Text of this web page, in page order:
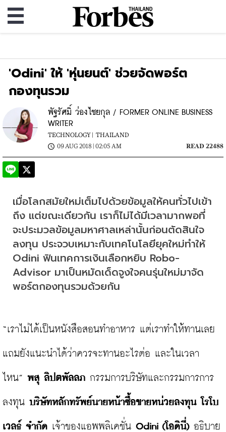
'Odini' ให้ 'หุ่นยนต์' ช่วยจัดพอร์ต
กองทุนรวม
พัฐรัศมิ์ ว่องไชยกุล / FORMER ONLINE BUSINESS
WRITER
TECHNOLOGY |
THAILAND
09 AUG 2018 | 02:05 AM
READ 22488
เมื่อโลกสมัยใหม่เต็มไปด้วยข้อมูลให้คนทั่วไปเข้า
ถึง แต่ขณะเดียวกัน เราก็ไม่ได้มีเวลามากพอที่
จะประมวลข้อมูลมหาศาลเหล่านั้นก่อนตัดสินใจ
ลงทุน ประจวบเหมาะกับเทคโนโลยียุคใหม่ทำให้
Odini ฟินเทคการเงินเลือกหยิบ Robo-
Advisor มาเป็นหมัดเด็ดจูงใจคนรุ่นใหม่มาจัด
พอร์ตกองทุนรวมด้วยกัน
“เราไม่ได้เป็นหนังสือสอนทำอาหาร แต่เราทำให้ทานเลย
แถมยังแนะนำได้ว่าควรจะทานอะไรต่อ และในเวลา
ไหน” พสุ ลิปตพัลลภ กรรมการบริษัทและกรรมการการ
ลงทุน บริษัทหลักทรัพย์นายหน้าซื้อขายหน่วยลงทุน โรโบ
เวลธ์ จำกัด เจ้าของแอพพลิเคชั่น Odini (โอดินี่) อธิบาย